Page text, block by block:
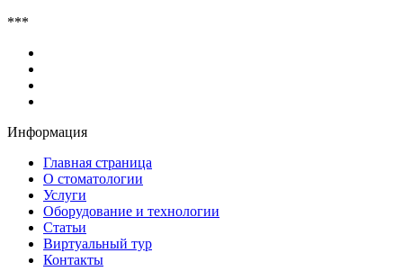
***
Информация
Главная страница
О стоматологии
Услуги
Оборудование и технологии
Статьи
Виртуальный тур
Контакты